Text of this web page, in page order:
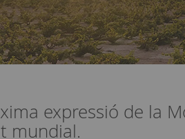
expressió de la
mundial.